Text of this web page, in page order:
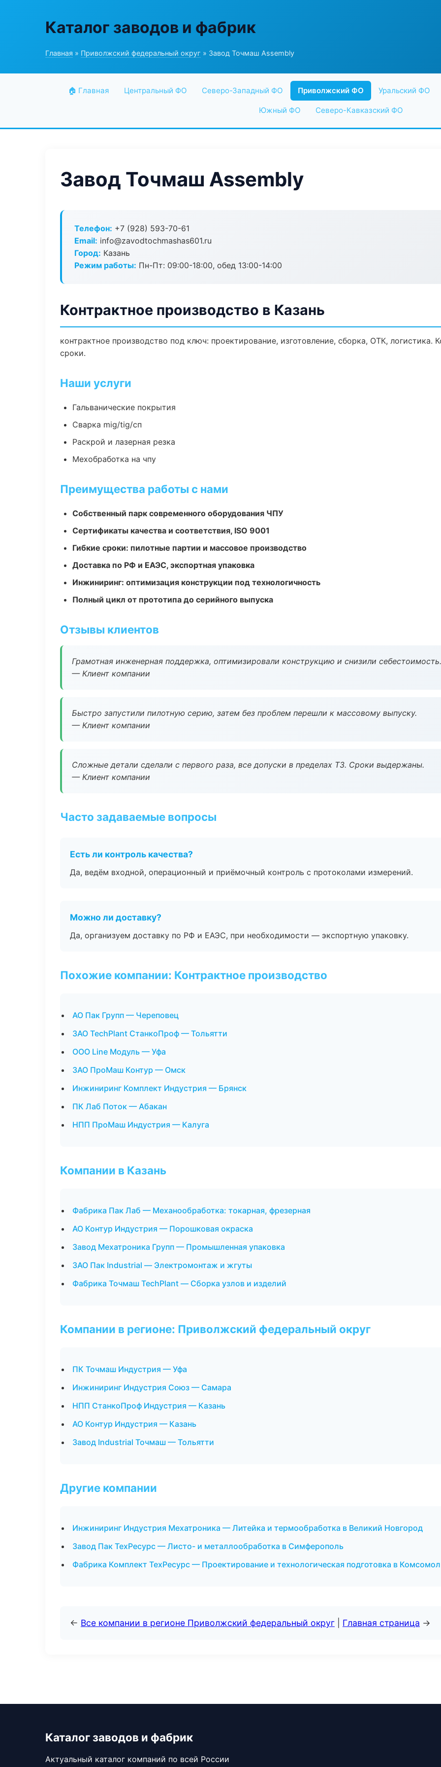
Каталог заводов и фабрик
Главная » Приволжский федеральный округ » Завод Точмаш Assembly
🏠 Главная Центральный ФО Северо-Западный ФО Приволжский ФО Уральский ФО
Южный ФО Северо-Кавказский ФО
Завод Точмаш Assembly
Телефон: +7 (928) 593-70-61
Email: info@zavodtochmashas601.ru
Город: Казань
Режим работы: Пн-Пт: 09:00-18:00, обед 13:00-14:00
Контрактное производство в Казань
контрактное производство под ключ: проектирование, изготовление, сборка, ОТК, логистика.
сроки.
Наши услуги
Гальванические покрытия
Сварка mig/tig/сп
Раскрой и лазерная резка
Мехобработка на чпу
Преимущества работы с нами
Собственный парк современного оборудования ЧПУ
Сертификаты качества и соответствия, ISO 9001
Гибкие сроки: пилотные партии и массовое производство
Доставка по РФ и ЕАЭС, экспортная упаковка
Инжиниринг: оптимизация конструкции под технологичность
Полный цикл от прототипа до серийного выпуска
Отзывы клиентов
Грамотная инженерная поддержка, оптимизировали конструкцию и снизили себестоимость.
— Клиент компании
Быстро запустили пилотную серию, затем без проблем перешли к массовому выпуску.
— Клиент компании
Сложные детали сделали с первого раза, все допуски в пределах ТЗ. Сроки выдержаны.
— Клиент компании
Часто задаваемые вопросы
Есть ли контроль качества?
Да, ведём входной, операционный и приёмочный контроль с протоколами измерений.
Можно ли доставку?
Да, организуем доставку по РФ и ЕАЭС, при необходимости — экспортную упаковку.
Похожие компании: Контрактное производство
АО Пак Групп — Череповец
ЗАО TechPlant СтанкоПроф — Тольятти
ООО Line Модуль — Уфа
ЗАО ПроМаш Контур — Омск
Инжиниринг Комплект Индустрия — Брянск
ПК Лаб Поток — Абакан
НПП ПроМаш Индустрия — Калуга
Компании в Казань
Фабрика Пак Лаб — Механообработка: токарная, фрезерная
АО Контур Индустрия — Порошковая окраска
Завод Мехатроника Групп — Промышленная упаковка
ЗАО Пак Industrial — Электромонтаж и жгуты
Фабрика Точмаш TechPlant — Сборка узлов и изделий
Компании в регионе: Приволжский федеральный округ
ПК Точмаш Индустрия — Уфа
Инжиниринг Индустрия Союз — Самара
НПП СтанкоПроф Индустрия — Казань
АО Контур Индустрия — Казань
Завод Industrial Точмаш — Тольятти
Другие компании
Инжиниринг Индустрия Мехатроника — Литейка и термообработка в Великий Новгород
Завод Пак ТехРесурс — Листо- и металлообработка в Симферополь
Фабрика Комплект ТехРесурс — Проектирование и технологическая подготовка в
← Все компании в регионе Приволжский федеральный округ Главная страница →
Каталог заводов и фабрик
Актуальный каталог компаний по всей России